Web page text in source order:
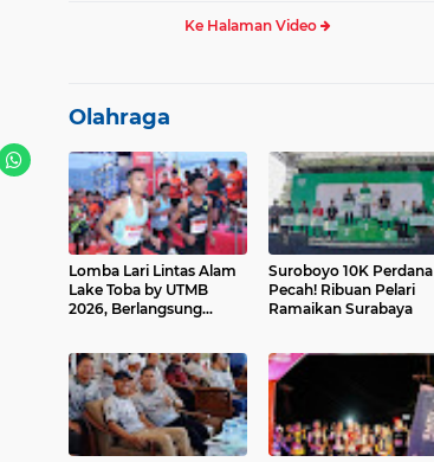
Ke Halaman Video
Olahraga
Lomba Lari Lintas Alam
Lake Toba by UTMB
2026, Berlangsung
Suroboyo 10K Perdana
Pecah! Ribuan Pelari
Ramaikan Surabaya